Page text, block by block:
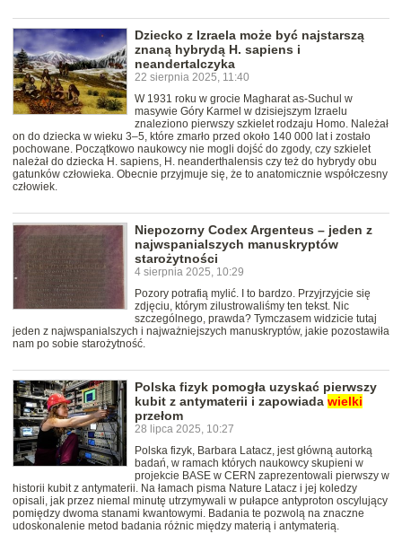
Dziecko z Izraela może być najstarszą
znaną hybrydą H. sapiens i
neandertalczyka
22 sierpnia 2025, 11:40
W 1931 roku w grocie Magharat as-Suchul w
masywie Góry Karmel w dzisiejszym Izraelu
znaleziono pierwszy szkielet rodzaju Homo. Należał
on do dziecka w wieku 3–5, które zmarło przed około 140 000 lat i zostało
pochowane. Początkowo naukowcy nie mogli dojść do zgody, czy szkielet
należał do dziecka H. sapiens, H. neanderthalensis czy też do hybrydy obu
gatunków człowieka. Obecnie przyjmuje się, że to anatomicznie współczesny
człowiek.
Niepozorny Codex Argenteus – jeden z
najwspanialszych manuskryptów
starożytności
4 sierpnia 2025, 10:29
Pozory potrafią mylić. I to bardzo. Przyjrzyjcie się
zdjęciu, którym zilustrowaliśmy ten tekst. Nic
szczególnego, prawda? Tymczasem widzicie tutaj
jeden z najwspanialszych i najważniejszych manuskryptów, jakie pozostawiła
nam po sobie starożytność.
Polska fizyk pomogła uzyskać pierwszy
kubit z antymaterii i zapowiada wielki
przełom
28 lipca 2025, 10:27
Polska fizyk, Barbara Latacz, jest główną autorką
badań, w ramach których naukowcy skupieni w
projekcie BASE w CERN zaprezentowali pierwszy w
historii kubit z antymaterii. Na łamach pisma Nature Latacz i jej koledzy
opisali, jak przez niemal minutę utrzymywali w pułapce antyproton oscylujący
pomiędzy dwoma stanami kwantowymi. Badania te pozwolą na znaczne
udoskonalenie metod badania różnic między materią i antymaterią.